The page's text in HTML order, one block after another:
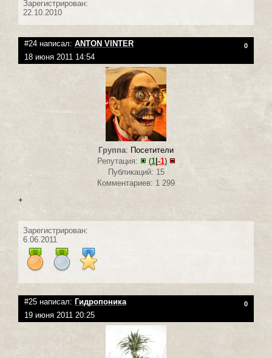
Зарегистрирован:
22.10.2010
#24 написал: ANTON VINTER 0
18 июня 2011 14:54
Группа: Посетители
Репутация:
(1| -1)
Публикаций: 15
Комментариев: 1 299
+
Зарегистрирован:
6.06.2011
#25 написал: Гидропоника 0
19 июня 2011 20:25